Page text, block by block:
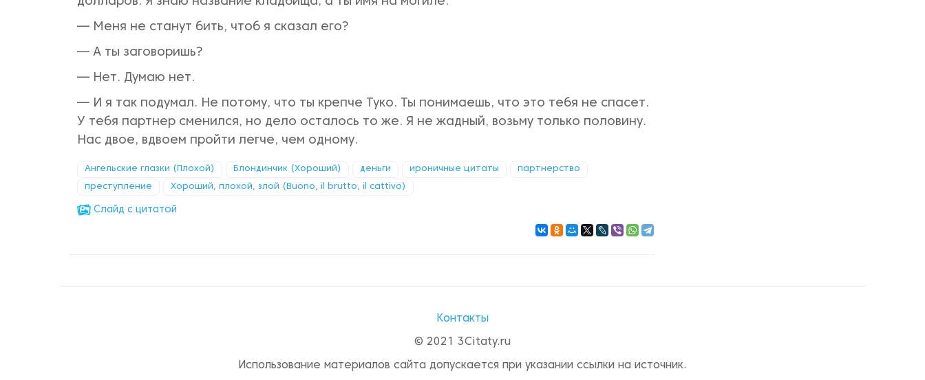
— Меня не станут бить, чтоб я сказал его?
— А ты заговоришь?
— Нет. Думаю нет.
— И я так подумал. Не потому, что ты крепче Туко. Ты понимаешь, что это тебя не спасет.
У тебя партнер сменился, но дело осталось то же. Я не жадный, возьму только половину.
Нас двое, вдвоем пройти легче, чем одному.
Ангельские глазки (Плохой) Блондинчик (Хороший) деньги ироничные цитаты партнерство
преступление Хороший, плохой, злой (Buono, il brutto, il cattivo)
Cлайд с цитатой
Контакты
© 2021 3Citaty.ru
Использование материалов сайта допускается при указании ссылки на источник.